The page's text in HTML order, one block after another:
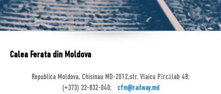
Calea Ferata din Moldova
Republica Moldova, Chisinau MD-2012,str. Vlaicu Pîrcălab 48;
(+373) 22-832-040;
cfm@railway.md